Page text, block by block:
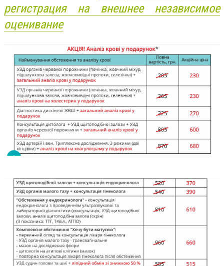
регистрация на внешнее независимое
оценивание